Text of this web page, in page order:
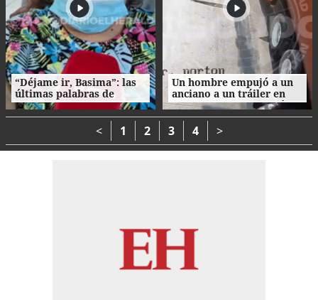
“Déjame ir, Basima”: las
últimas palabras de
Nasser Hilsaca antes de
morir
Un hombre empujó a un
anciano a un tráiler en
movimiento y le causó la
muerte
< 1 2 3 4 >